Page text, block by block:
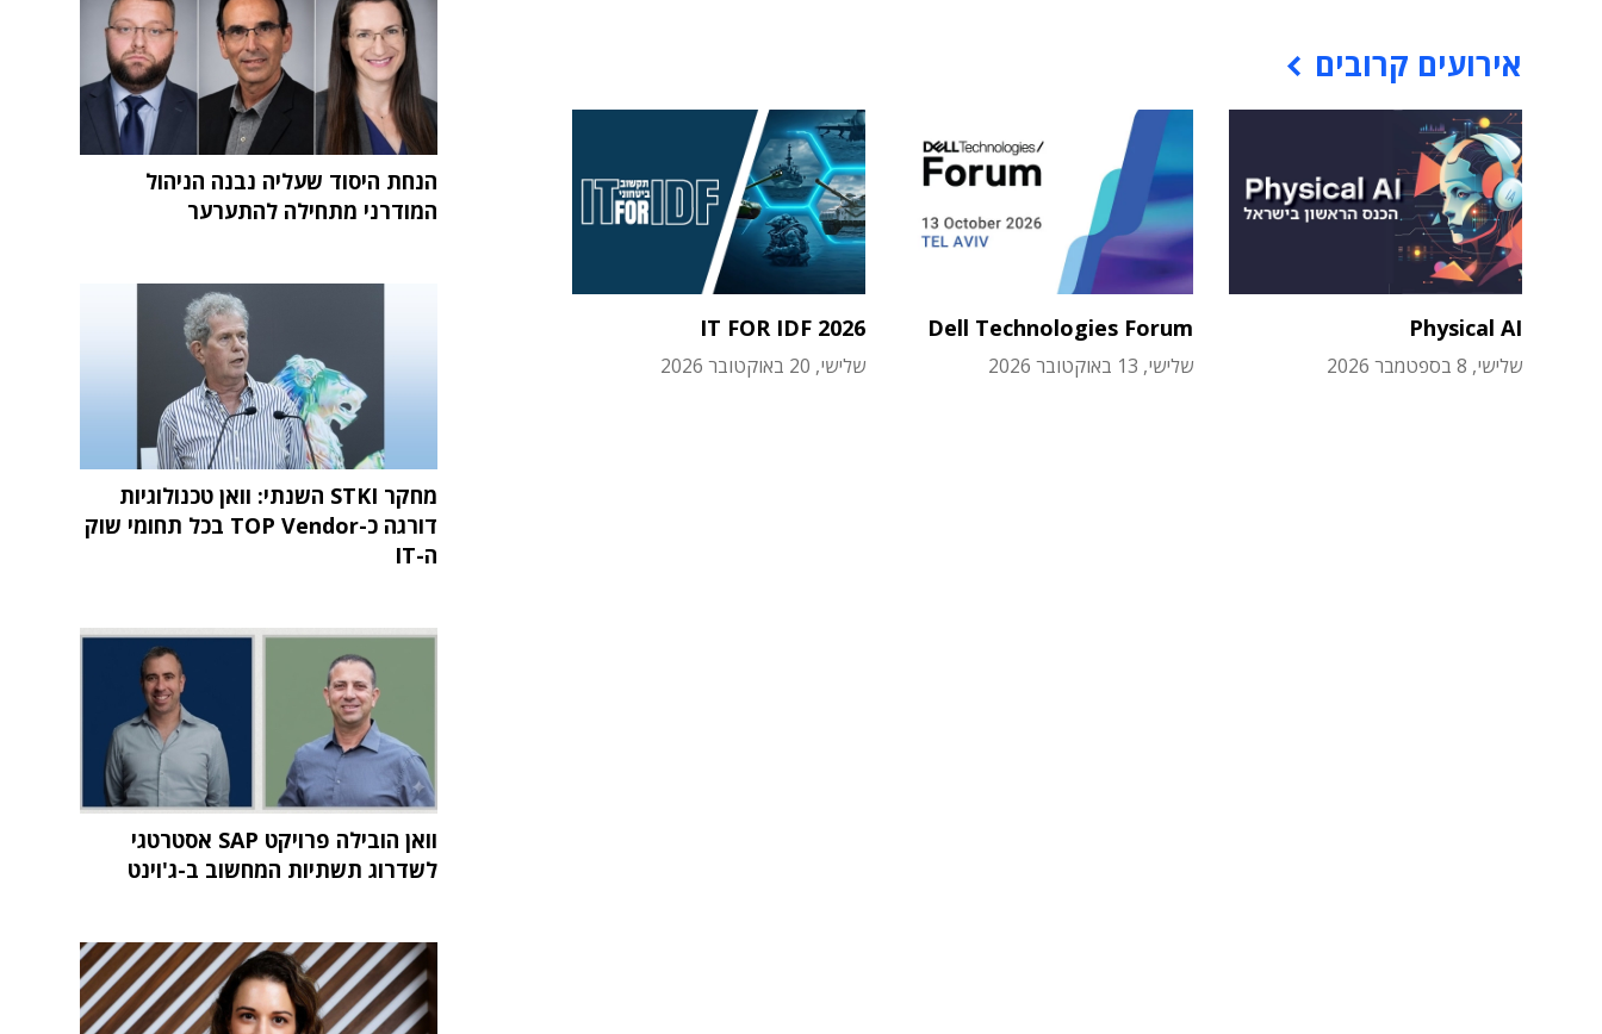
אירועים קרובים
Physical AI
שלישי, 8 בספטמבר 2026
Dell Technologies Forum
שלישי, 13 באוקטובר 2026
IT FOR IDF 2026
שלישי, 20 באוקטובר 2026
הנחת היסוד שעליה נבנה הניהול
המודרני מתחילה להתערער
מחקר STKI השנתי: וואן טכנולוגיות
דורגה כ-TOP Vendor בכל תחומי שוק
ה-IT
וואן הובילה פרויקט SAP אסטרטגי
לשדרוג תשתיות המחשוב ב-ג'וינט